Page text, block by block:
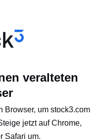
veralteten
Browser, um stock3.com
jetzt auf Chrome,
Safari um.